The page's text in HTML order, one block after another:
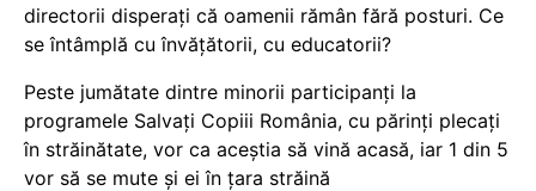
directorii disperați că oamenii rămân fără posturi. Ce
se întâmplă cu învățătorii, cu educatorii?
Peste jumătate dintre minorii participanți la
programele Salvați Copiii România, cu părinți plecați
în străinătate, vor ca aceștia să vină acasă, iar 1 din 5
vor să se mute și ei în țara străină